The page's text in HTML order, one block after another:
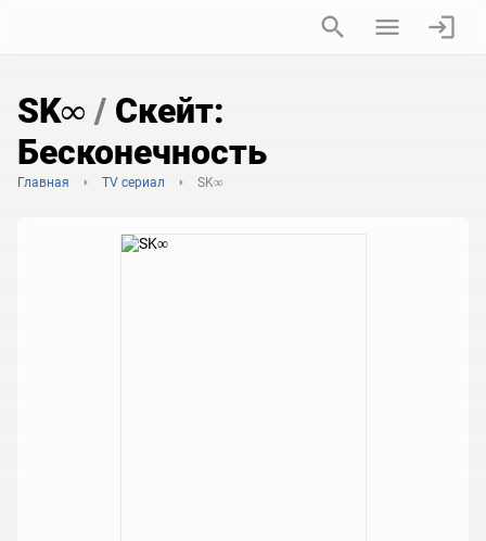
SK∞ / Скейт:
Бесконечность
Главная TV сериал SK∞